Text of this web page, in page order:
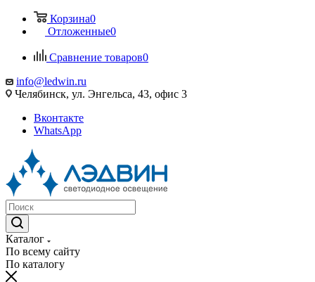
Корзина0
Отложенные0
Сравнение товаров0
info@ledwin.ru
Челябинск, ул. Энгельса, 43, офис 3
Вконтакте
WhatsApp
Каталог
По всему сайту
По каталогу